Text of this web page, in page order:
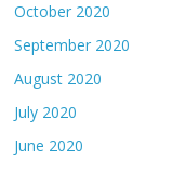
October 2020
September 2020
August 2020
July 2020
June 2020